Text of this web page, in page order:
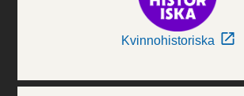
Kvinnohistoriska